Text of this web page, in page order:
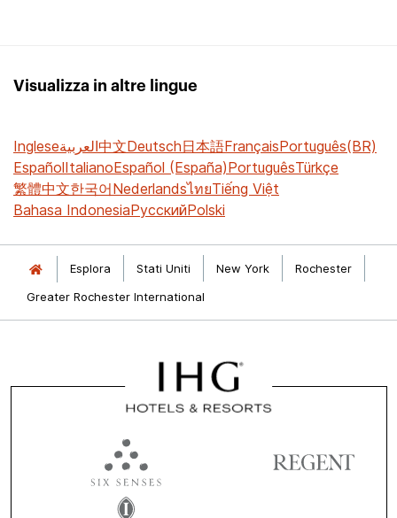
Visualizza in altre lingue
Ingleseالعربية中文Deutsch日本語FrançaisPortuguês(BR)
EspañolItalianoEspañol (España)PortuguêsTürkçe
繁體中文한국어NederlandsไทยTiếng Việt
Bahasa IndonesiaРусскийPolski
Esplora Stati Uniti New York
Rochester
Greater Rochester International